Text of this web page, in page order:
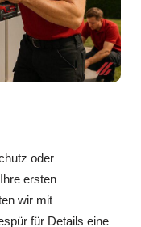
oder
ersten
wir mit
für Details eine